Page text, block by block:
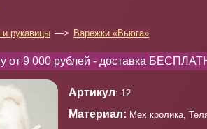
и рукавицы —> Варежки «Вьюга»
от 9 000 рублей - доставка
Артикул: 12
Материал: Мех кролика,